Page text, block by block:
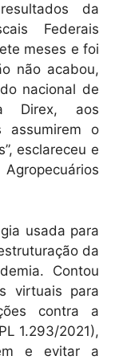
da
Federais
meses e foi
não acabou,
nacional de
Direx, aos
assumirem o
esclareceu e
usada para
da
Contou
virtuais para
contra a
1.293/2021),
e evitar a